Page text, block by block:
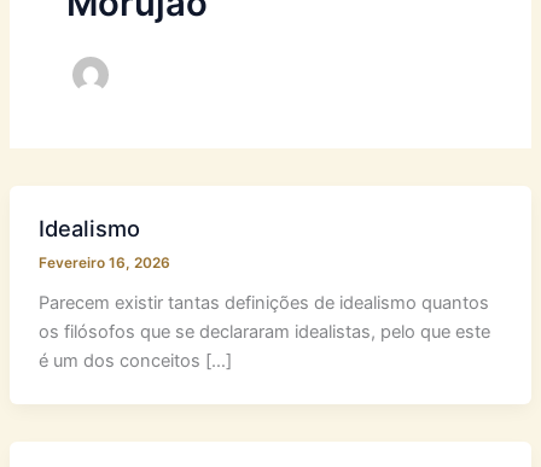
Idealismo
Fevereiro 16, 2026
Parecem existir tantas definições de idealismo quantos
os filósofos que se declararam idealistas, pelo que este
é um dos conceitos […]